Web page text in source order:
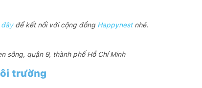
để kết nối với cộng đồng Happynest nhé.
sông, quận 9, thành phố Hồ Chí Minh
trường